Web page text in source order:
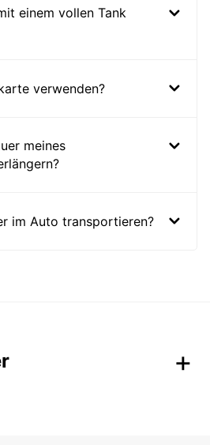
einem vollen Tank
verwenden?
meines
im Auto transportieren?